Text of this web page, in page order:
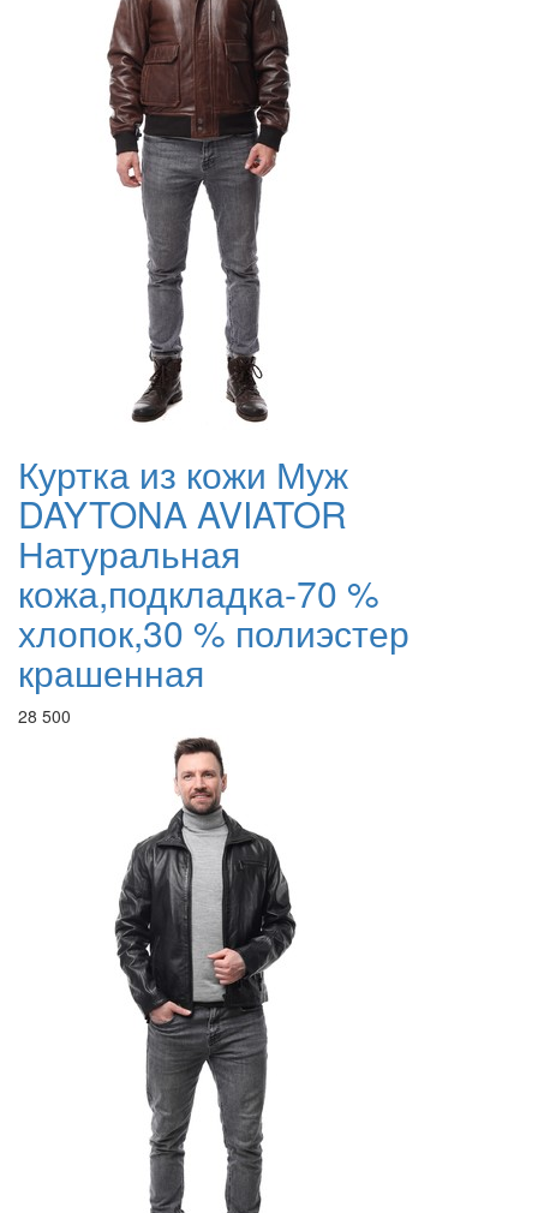
Куртка из кожи Муж
DAYTONA AVIATOR
Натуральная
кожа,подкладка-70 %
хлопок,30 % полиэстер
крашенная
28 500